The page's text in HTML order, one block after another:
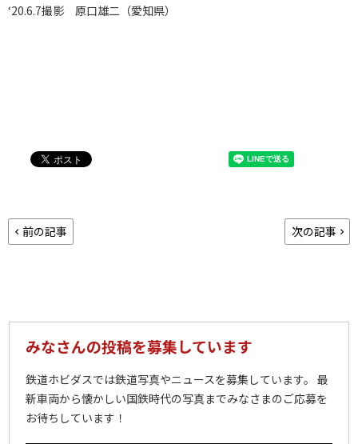
‘20.6.7撮影 原口雄二（愛知県）
前の記事 次の記事
みなさんの投稿を募集しています
鉄道ホビダスでは鉄道写真やニュースを募集しています。 最
新車両から懐かしい国鉄時代の写真までみなさまのご応募を
お待ちしています！